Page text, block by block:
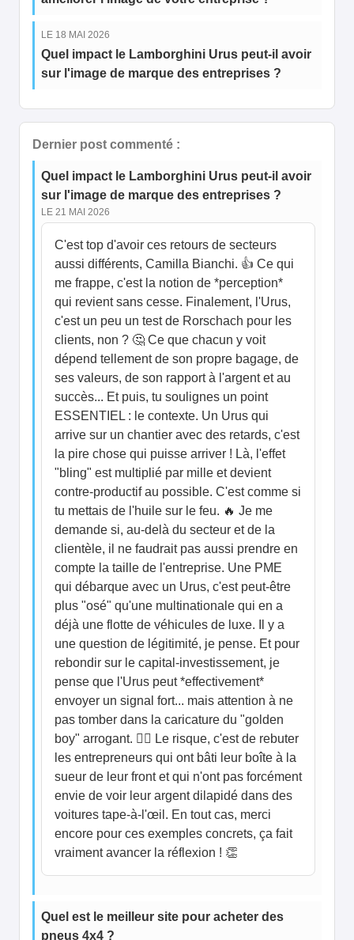
LE 18 MAI 2026
Quel impact le Lamborghini Urus peut-il avoir
sur l'image de marque des entreprises ?
Dernier post commenté :
Quel impact le Lamborghini Urus peut-il avoir
sur l'image de marque des entreprises ?
LE 21 MAI 2026
C'est top d'avoir ces retours de secteurs
aussi différents, Camilla Bianchi. 👍 Ce qui
me frappe, c'est la notion de *perception*
qui revient sans cesse. Finalement, l'Urus,
c'est un peu un test de Rorschach pour les
clients, non ? 🤔 Ce que chacun y voit
dépend tellement de son propre bagage, de
ses valeurs, de son rapport à l'argent et au
succès... Et puis, tu soulignes un point
ESSENTIEL : le contexte. Un Urus qui
arrive sur un chantier avec des retards, c'est
la pire chose qui puisse arriver ! Là, l'effet
"bling" est multiplié par mille et devient
contre-productif au possible. C'est comme si
tu mettais de l'huile sur le feu. 🔥 Je me
demande si, au-delà du secteur et de la
clientèle, il ne faudrait pas aussi prendre en
compte la taille de l'entreprise. Une PME
qui débarque avec un Urus, c'est peut-être
plus "osé" qu'une multinationale qui en a
déjà une flotte de véhicules de luxe. Il y a
une question de légitimité, je pense. Et pour
rebondir sur le capital-investissement, je
pense que l'Urus peut *effectivement*
envoyer un signal fort... mais attention à ne
pas tomber dans la caricature du "golden
boy" arrogant. 🧑‍♂️ Le risque, c'est de rebuter
les entrepreneurs qui ont bâti leur boîte à la
sueur de leur front et qui n'ont pas forcément
envie de voir leur argent dilapidé dans des
voitures tape-à-l'œil. En tout cas, merci
encore pour ces exemples concrets, ça fait
vraiment avancer la réflexion ! 👏
Quel est le meilleur site pour acheter des
pneus 4x4 ?